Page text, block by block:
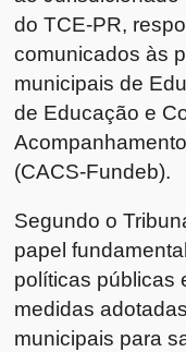
do TCE-PR,
comunicados às
municipais de
de Educação e
(CACS-Fundeb).
Segundo o
papel
políticas públicas
medidas
municipais para